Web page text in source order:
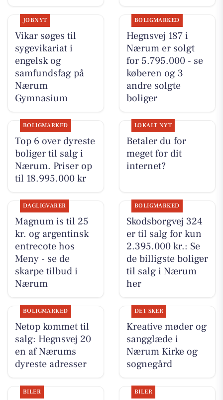
JOBNYT
Vikar søges til
sygevikariat i
engelsk og
samfundsfag på
Nærum
Gymnasium
BOLIGMARKED
Hegnsvej 187 i
Nærum er solgt
for 5.795.000 - se
køberen og 3
andre solgte
boliger
BOLIGMARKED
Top 6 over dyreste
boliger til salg i
Nærum. Priser op
til 18.995.000 kr
LOKALT NYT
Betaler du for
meget for dit
internet?
DAGLIGVARER
Magnum is til 25
kr. og argentinsk
entrecote hos
Meny - se de
skarpe tilbud i
Nærum
BOLIGMARKED
Skodsborgvej 324
er til salg for kun
2.395.000 kr.: Se
de billigste boliger
til salg i Nærum
her
BOLIGMARKED
Netop kommet til
salg: Hegnsvej 20
en af Nærums
dyreste adresser
DET SKER
Kreative møder og
sangglæde i
Nærum Kirke og
sognegård
BILER BILER